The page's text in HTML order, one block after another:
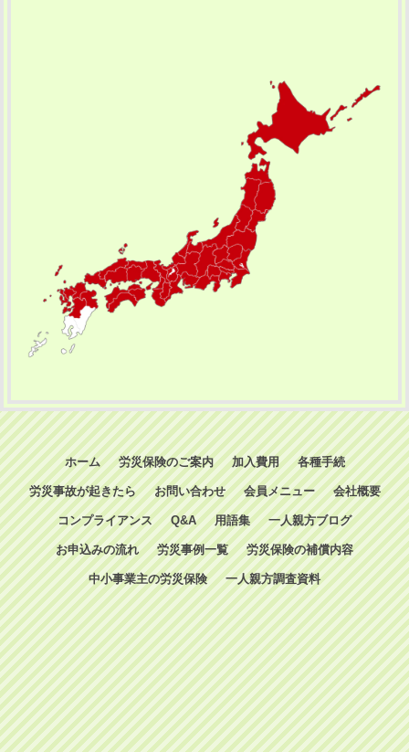
ホーム 労災保険のご案内 加入費用 各種手続
労災事故が起きたら お問い合わせ 会員メニュー 会社概要
コンプライアンス Q&A 用語集 一人親方ブログ
お申込みの流れ 労災事例一覧 労災保険の補償内容
中小事業主の労災保険 一人親方調査資料